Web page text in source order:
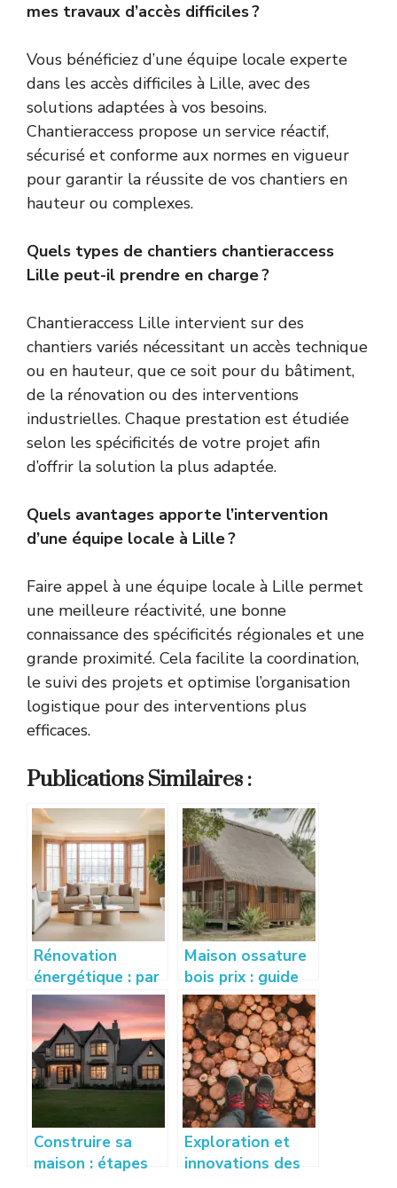
mes travaux d’accès difficiles ?
Vous bénéficiez d’une équipe locale experte
dans les accès difficiles à Lille, avec des
solutions adaptées à vos besoins.
Chantieraccess propose un service réactif,
sécurisé et conforme aux normes en vigueur
pour garantir la réussite de vos chantiers en
hauteur ou complexes.
Quels types de chantiers chantieraccess
Lille peut-il prendre en charge ?
Chantieraccess Lille intervient sur des
chantiers variés nécessitant un accès technique
ou en hauteur, que ce soit pour du bâtiment,
de la rénovation ou des interventions
industrielles. Chaque prestation est étudiée
selon les spécificités de votre projet afin
d’offrir la solution la plus adaptée.
Quels avantages apporte l’intervention
d’une équipe locale à Lille ?
Faire appel à une équipe locale à Lille permet
une meilleure réactivité, une bonne
connaissance des spécificités régionales et une
grande proximité. Cela facilite la coordination,
le suivi des projets et optimise l’organisation
logistique pour des interventions plus
efficaces.
Publications Similaires :
Rénovation
énergétique : par
où commencer
pour gagner en
confort
rapidement ?
Maison ossature
bois prix : guide
complet pour
estimer votre
budget
Construire sa
maison : étapes
Exploration et
innovations des